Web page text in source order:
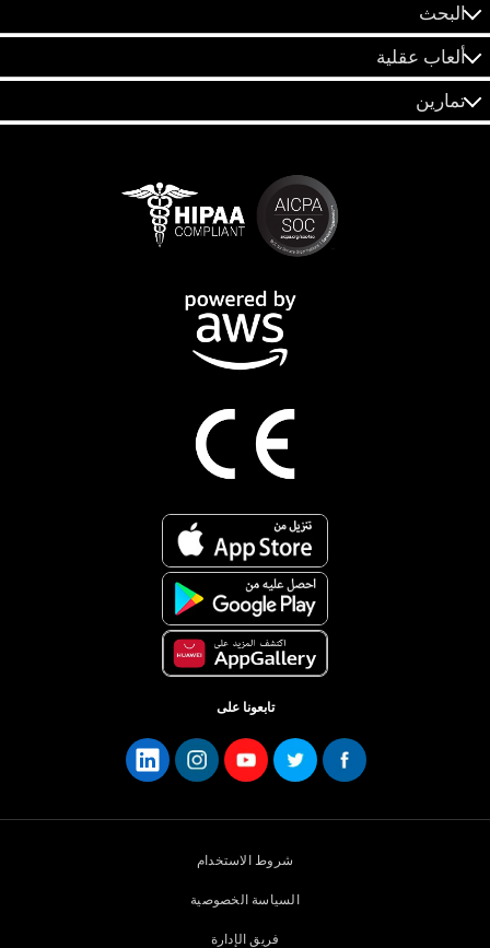
البحث
ألعاب عقلية
تمارين
تابعونا على
شروط الاستخدام
السياسة الخصوصية
فريق الإدارة